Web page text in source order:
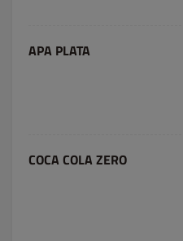
APA PLATA
COCA COLA ZERO